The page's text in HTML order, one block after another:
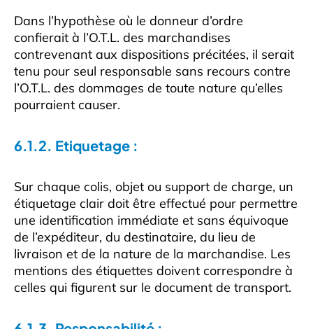
Dans l’hypothèse où le donneur d’ordre
confierait à l’O.T.L. des marchandises
contrevenant aux dispositions précitées, il serait
tenu pour seul responsable sans recours contre
l’O.T.L. des dommages de toute nature qu’elles
pourraient causer.
6.1.2. Etiquetage :
Sur chaque colis, objet ou support de charge, un
étiquetage clair doit être effectué pour permettre
une identification immédiate et sans équivoque
de l’expéditeur, du destinataire, du lieu de
livraison et de la nature de la marchandise. Les
mentions des étiquettes doivent correspondre à
celles qui figurent sur le document de transport.